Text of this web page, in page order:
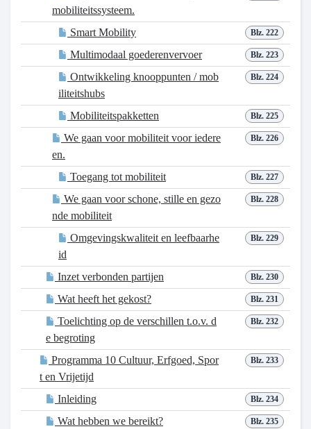
mobiliteitssysteem.
Blz. 222
Smart Mobility
Blz. 223
Multimodaal goederenvervoer
Blz. 224
Ontwikkeling knooppunten / mob
iliteitshubs
Blz. 225
Mobiliteitspakketten
Blz. 226
We gaan voor mobiliteit voor iedere
en.
Blz. 227
Toegang tot mobiliteit
Blz. 228
We gaan voor schone, stille en gezo
nde mobiliteit
Blz. 229
Omgevingskwaliteit en leefbaarhe
id
Blz. 230
Inzet verbonden partijen
Blz. 231
Wat heeft het gekost?
Blz. 232
Toelichting op de verschillen t.o.v. d
e begroting
Blz. 233
Programma 10 Cultuur, Erfgoed, Spor
t en Vrijetijd
Blz. 234
Inleiding
Blz. 235
Wat hebben we bereikt?